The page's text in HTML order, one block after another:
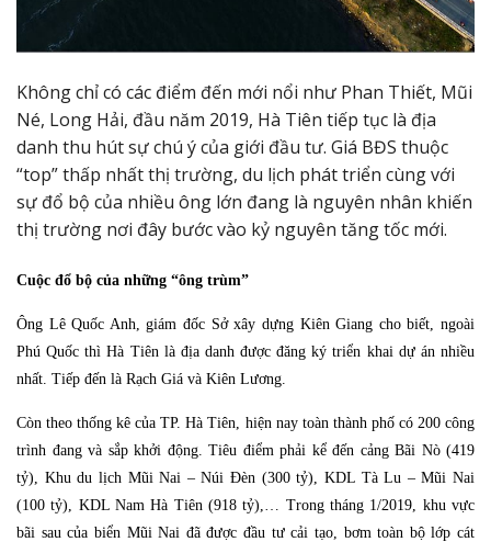
Không chỉ có các điểm đến mới nổi như Phan Thiết, Mũi
Né, Long Hải, đầu năm 2019, Hà Tiên tiếp tục là địa
danh thu hút sự chú ý của giới đầu tư. Giá BĐS thuộc
“top” thấp nhất thị trường, du lịch phát triển cùng với
sự đổ bộ của nhiều ông lớn đang là nguyên nhân khiến
thị trường nơi đây bước vào kỷ nguyên tăng tốc mới.
Cuộc đổ bộ của những “ông trùm”
Ông Lê Quốc Anh, giám đốc Sở xây dựng Kiên Giang cho biết, ngoài
Phú Quốc thì Hà Tiên là địa danh được đăng ký triển khai dự án nhiều
nhất. Tiếp đến là Rạch Giá và Kiên Lương.
Còn theo thống kê của TP. Hà Tiên, hiện nay toàn thành phố có 200 công
trình đang và sắp khởi động. Tiêu điểm phải kể đến cảng Bãi Nò (419
tỷ), Khu du lịch Mũi Nai – Núi Đèn (300 tỷ), KDL Tà Lu – Mũi Nai
(100 tỷ), KDL Nam Hà Tiên (918 tỷ),… Trong tháng 1/2019, khu vực
bãi sau của biển Mũi Nai đã được đầu tư cải tạo, bơm toàn bộ lớp cát